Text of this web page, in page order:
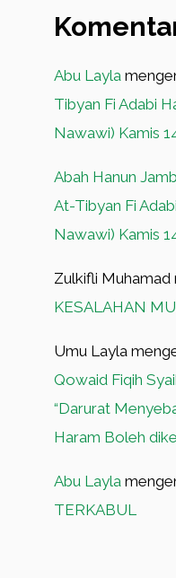
Abu Layla
Tibyan Fi Adabi
Nawawi) Kamis
Abah Hanun
At-Tibyan Fi
Nawawi) Kamis
Zulkifli Muhamad
KESALAHAN
Umu Layla
Qowaid Fiqih
“Darurat
Haram Boleh
Abu Layla
TERKABUL